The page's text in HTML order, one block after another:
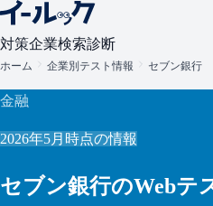
対策企業検索診断
ホーム 企業別テスト情報 セブン銀行
金融
2026年5月 時点の情報
セブン銀行のWebテ